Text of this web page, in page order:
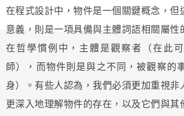
在程式設計中，物件是一個關鍵概念，但
意義，則是一項具備與主體詞語相關屬性
在哲學慣例中，主體是觀察者（在此
師），而物件則是與之不同，被觀察的
身）。有些人認為，我們必須更加重視非
更深入地理解物件的存在，以及它們與其